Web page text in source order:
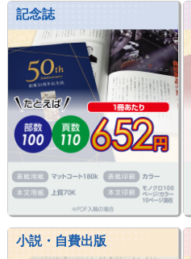
記念誌
小説・自費出版